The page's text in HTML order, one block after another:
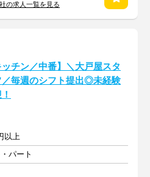
の求人一覧を見る
ッチン／中番】＼大戸屋スタ
／毎週のシフト提出◎未経験
以上
パート